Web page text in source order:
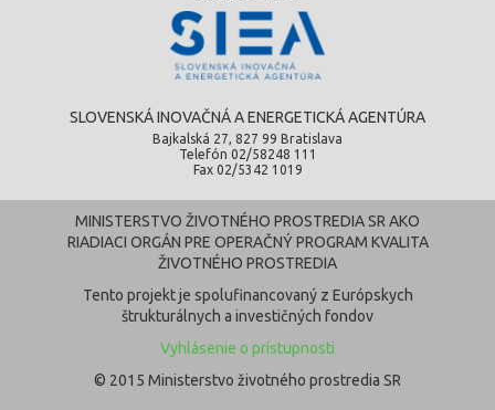
SLOVENSKÁ INOVAČNÁ A ENERGETICKÁ AGENTÚRA
Bajkalská 27, 827 99 Bratislava
Telefón 02/58248 111
Fax 02/5342 1019
MINISTERSTVO ŽIVOTNÉHO PROSTREDIA SR AKO
RIADIACI ORGÁN PRE OPERAČNÝ PROGRAM KVALITA
ŽIVOTNÉHO PROSTREDIA
Tento projekt je spolufinancovaný z Európskych
štrukturálnych a investičných fondov
Vyhlásenie o prístupnosti
© 2015 Ministerstvo životného prostredia SR